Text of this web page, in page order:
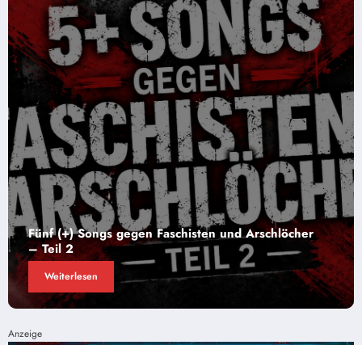
4KANT – Deutschrocknewcomer aus
im Interview
Weiterlesen
Anzeige